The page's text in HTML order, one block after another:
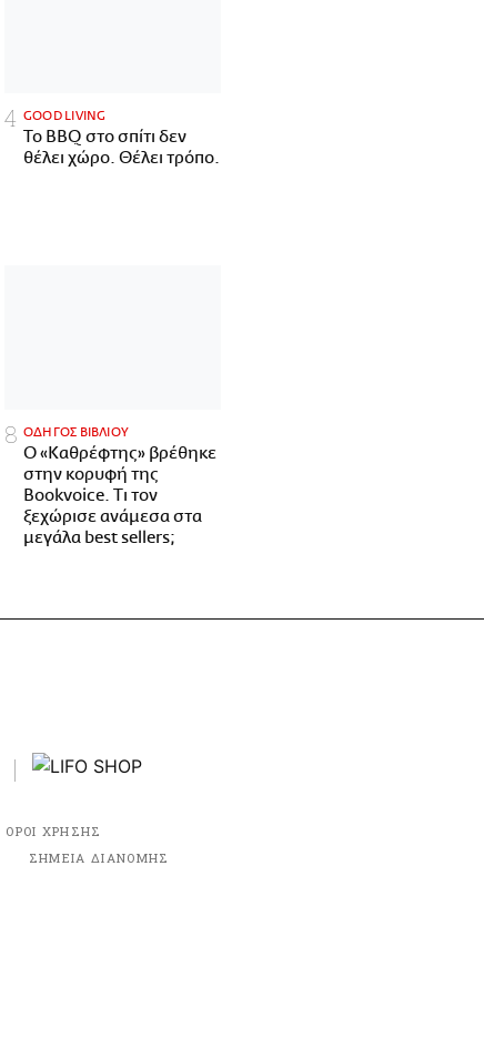
GOOD LIVING
Το BBQ στο σπίτι δεν
θέλει χώρο. Θέλει τρόπο.
ΟΔΗΓΟΣ ΒΙΒΛΙΟΥ
Ο «Καθρέφτης» βρέθηκε
στην κορυφή της
Bookvoice. Τι τον
ξεχώρισε ανάμεσα στα
μεγάλα best sellers;
ΟΡΟΙ ΧΡΗΣΗΣ
ΣΗΜΕΙΑ ΔΙΑΝΟΜΗΣ